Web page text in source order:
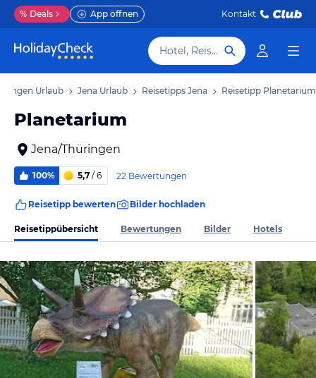
% Deals App öffnen Kontakt
Hotel, Reiseziel
Urlaub Jena Urlaub Reisetipps Jena Reisetipp Planetarium
Planetarium
Jena/Thüringen
100% 5,7 / 6 22 Bewertungen
Reisetipp bewerten Bilder hochladen
Reisetippübersicht Bewertungen Bilder Hotels